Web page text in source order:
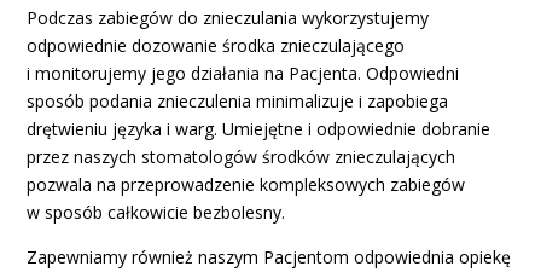
Podczas zabiegów do znieczulania wykorzystujemy
odpowiednie dozowanie środka znieczulającego
i monitorujemy jego działania na Pacjenta. Odpowiedni
sposób podania znieczulenia minimalizuje i zapobiega
drętwieniu języka i warg. Umiejętne i odpowiednie dobranie
przez naszych stomatologów środków znieczulających
pozwala na przeprowadzenie kompleksowych zabiegów
w sposób całkowicie bezbolesny.
Zapewniamy również naszym Pacjentom odpowiednia opiekę